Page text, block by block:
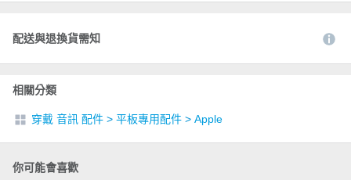
配送與退換貨需知
相關分類
穿戴 音訊 配件 > 平板專用配件 > Apple
你可能會喜歡